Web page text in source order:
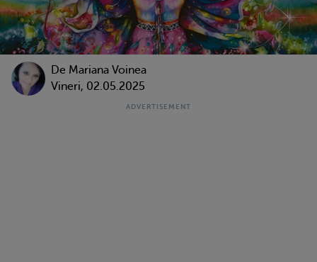
De Mariana Voinea
Vineri, 02.05.2025